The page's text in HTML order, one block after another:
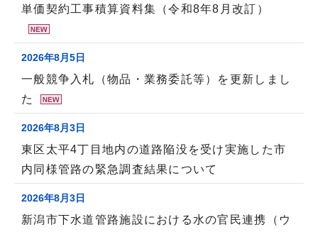
単価契約工事積算資料集（令和8年8月改訂）
2026年8月5日
一般競争入札（物品・業務委託等）を更新しまし
た
2026年8月3日
東区太平4丁目地内の道路陥没を受け実施した市
内同様管路の緊急調査結果について
2026年8月3日
新潟市下水道管路施設における水の官民連携（ウ